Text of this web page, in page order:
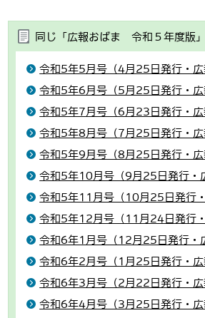
同じ「広報おばま 令和５年度版
令和5年5月号（4月25日発行・広
令和5年6月号（5月25日発行・広
令和5年7月号（6月23日発行・広
令和5年8月号（7月25日発行・広
令和5年9月号（8月25日発行・広
令和5年10月号（9月25日発行・
令和5年11月号（10月25日発行
令和5年12月号（11月24日発行
令和6年1月号（12月25日発行・
令和6年2月号（1月25日発行・広
令和6年3月号（2月22日発行・広
令和6年4月号（3月25日発行・広